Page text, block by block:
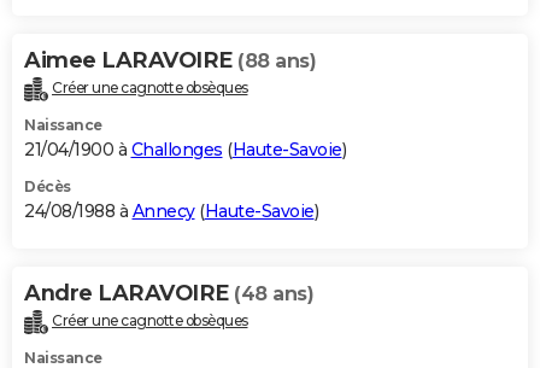
Aimee LARAVOIRE (88 ans)
Créer une cagnotte obsèques
Naissance
21/04/1900 à Challonges (Haute-Savoie)
Décès
24/08/1988 à Annecy(Haute-Savoie)
Andre LARAVOIRE (48 ans)
Créer une cagnotte obsèques
Naissance